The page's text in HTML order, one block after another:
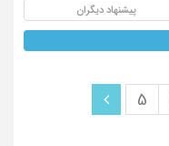
پیشنهاد دیگران
5